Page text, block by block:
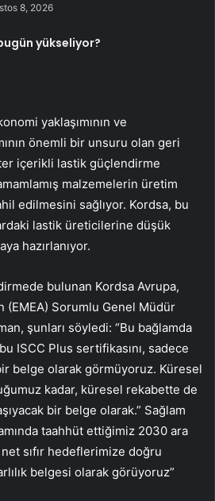
8, 2026
yükseliyor?
yaklaşımının ve
önemli bir unsuru olan geri
içerikli lastik güçlendirme
malzemelerin üretim
edilmesini sağlıyor. Kordsa, bu
lastik üreticilerine düşük
hazırlanıyor.
bulunan Kordsa Avrupa,
(EMEA) Sorumlu Genel Müdür
şunları söyledi: “Bu bağlamda
ISCC Plus sertifikasını, sadece
belge olarak görmüyoruz. Küresel
kadar, küresel rekabette de
bir belge olarak.” Sağlam
taahhüt ettiğimiz 2030 ara
sıfır hedeflerimize doğru
belgesi olarak görüyoruz”